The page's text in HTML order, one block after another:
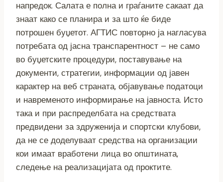
напредок. Салата е полна и граѓаните сакаат да
знаат како се планира и за што ќе биде
потрошен буџетот. АГТИС повторно ја нагласува
потребата од јасна транспарентност – не само
во буџетските процедури, поставување на
документи, стратегии, информации од јавен
карактер на веб страната, објавување податоци
и навременото информирање на јавноста. Исто
така и при распределбата на средствата
предвидени за здруженија и спортски клубови,
да не се доделуваат средства на организации
кои имаат вработени лица во општината,
следење на реализацијата од проктите.